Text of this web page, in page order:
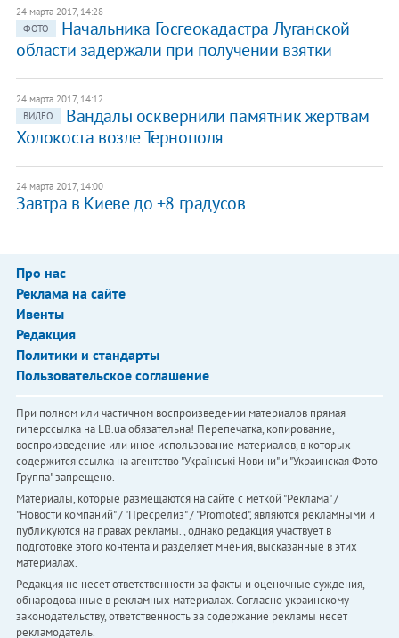
24 марта 2017, 14:28
ФОТО
Начальника Госгеокадастра Луганской
области задержали при получении взятки
24 марта 2017, 14:12
ВИДЕО
Вандалы осквернили памятник жертвам
Холокоста возле Тернополя
24 марта 2017, 14:00
Завтра в Киеве до +8 градусов
Про нас
Реклама на сайте
Ивенты
Редакция
Политики и стандарты
Пользовательское соглашение
При полном или частичном воспроизведении материалов прямая
гиперссылка на LB.ua обязательна! Перепечатка, копирование,
воспроизведение или иное использование материалов, в которых
содержится ссылка на агентство "Українськi Новини" и "Украинская Фото
Группа" запрещено.
Материалы, которые размещаются на сайте с меткой "Реклама" /
"Новости компаний" / "Пресрелиз" / "Promoted", являются рекламными и
публикуются на правах рекламы. , однако редакция участвует в
подготовке этого контента и разделяет мнения, высказанные в этих
материалах.
Редакция не несет ответственности за факты и оценочные суждения,
обнародованные в рекламных материалах. Согласно украинскому
законодательству, ответственность за содержание рекламы несет
рекламодатель.